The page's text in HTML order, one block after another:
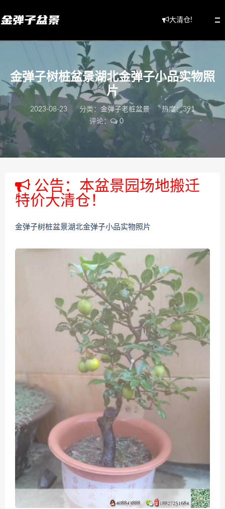
大清仓!
金弹子树桩盆景湖北金弹子小品实物照
片
2023-08-23 分类： 金弹子老桩盆景
热度：391
评论：
0
公告：本盆景园场地搬迁
特价大清仓！
金弹子树桩盆景湖北金弹子小品实物照片